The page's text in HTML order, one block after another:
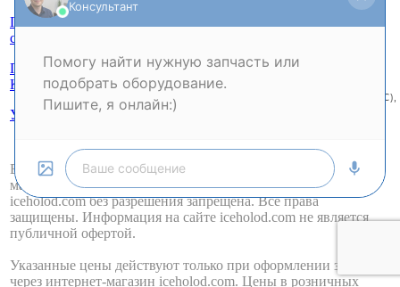
Пользовательское
соглашение
Политики
Конфиденциальности
Условия возврата
Вся информация на сайте – собственность интернет-
магазина iceholod.com. Публикация информации с сайта
iceholod.com без разрешения запрещена. Все права
защищены. Информация на сайте iceholod.com не является
публичной офертой.
Указанные цены действуют только при оформлении заказа
через интернет-магазин iceholod.com. Цены в розничных